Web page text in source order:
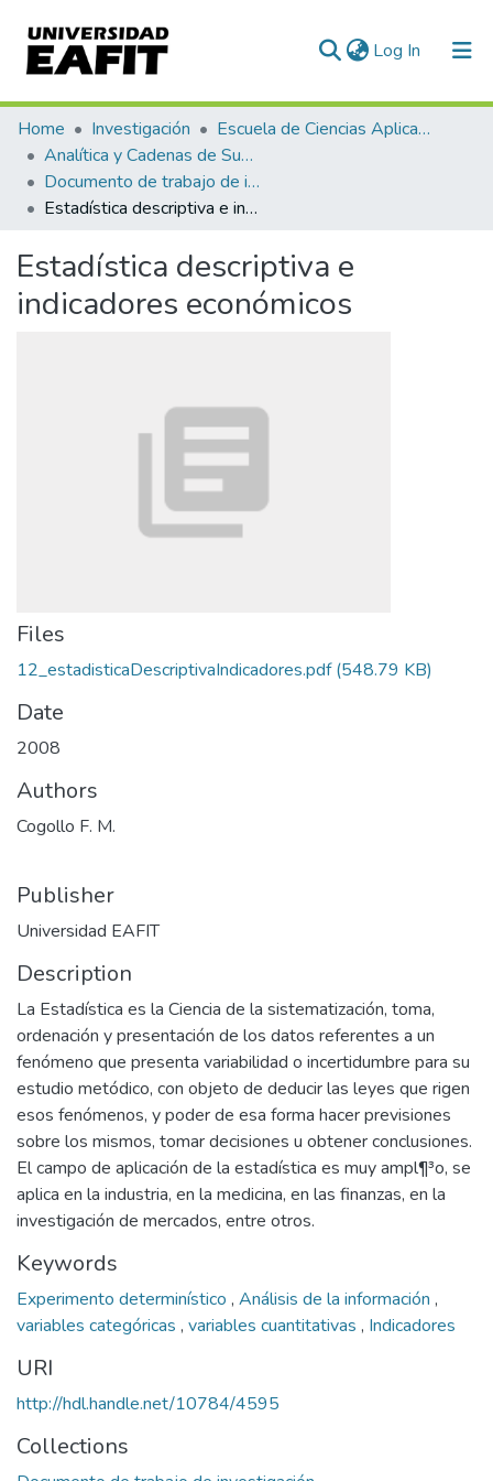
Log In (current)
Communities & Collections
All of DSpace
Statistics
Home Investigación
Escuela de Ciencias Aplicadas e Ingeniería
Analítica y Cadenas de Suministro
Documento de trabajo de investigación
Estadística descriptiva e indicadores económicos
Estadística descriptiva e
indicadores económicos
Files
12_estadisticaDescriptivaIndicadores.pdf(548.79 KB)
Date
2008
Authors
Cogollo F. M.
Publisher
Universidad EAFIT
Description
La Estadística es la Ciencia de la sistematización, toma,
ordenación y presentación de los datos referentes a un
fenómeno que presenta variabilidad o incertidumbre para su
estudio metódico, con objeto de deducir las leyes que rigen
esos fenómenos, y poder de esa forma hacer previsiones
sobre los mismos, tomar decisiones u obtener conclusiones.
El campo de aplicación de la estadística es muy ampl¶³o, se
aplica en la industria, en la medicina, en las finanzas, en la
investigación de mercados, entre otros.
Keywords
Experimento determinístico , Análisis de la información ,
variables categóricas , variables cuantitativas , Indicadores
URI
http://hdl.handle.net/10784/4595
Collections